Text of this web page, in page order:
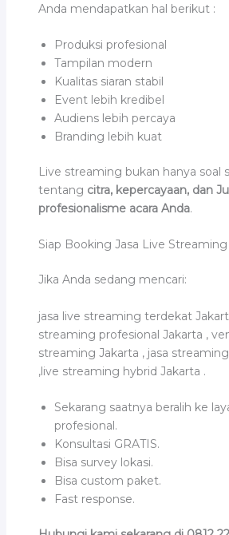
Anda mendapatkan hal berikut :
Produksi profesional
Tampilan modern
Kualitas siaran stabil
Event lebih kredibel
Audiens lebih percaya
Branding lebih kuat
Live streaming bukan hanya soal
tentang citra, kepercayaan, dan
profesionalisme acara Anda.
Siap Booking Jasa Live Streaming
Jika Anda sedang mencari:
jasa live streaming terdekat
streaming profesional Jakarta ,
streaming Jakarta , jasa
,live streaming hybrid Jakarta .
Sekarang saatnya beralih ke
profesional.
Konsultasi GRATIS.
Bisa survey lokasi.
Bisa custom paket.
Fast response.